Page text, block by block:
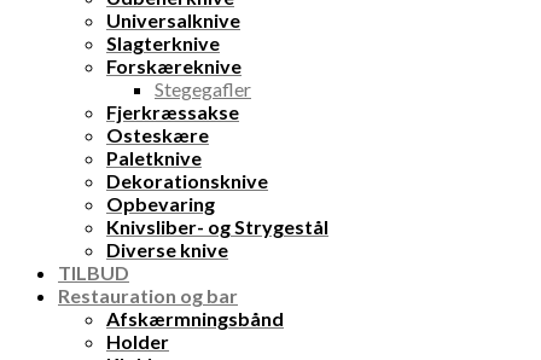
Universalknive
Slagterknive
Forskæreknive
Stegegafler
Fjerkræssakse
Osteskære
Paletknive
Dekorationsknive
Opbevaring
Knivsliber- og Strygestål
Diverse knive
TILBUD
Restauration og bar
Afskærmningsbånd
Holder